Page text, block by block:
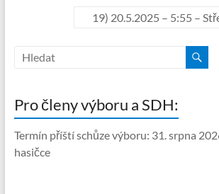
19) 20.5.2025 – 5:55 –
Pro členy výboru a SDH:
Termín příští schůze výboru: 31. srpna
hasičce